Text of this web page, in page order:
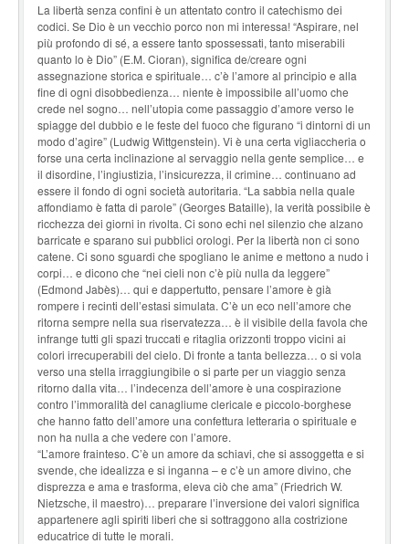
La libertà senza confini è un attentato contro il catechismo dei
codici. Se Dio è un vecchio porco non mi interessa! “Aspirare, nel
più profondo di sé, a essere tanto spossessati, tanto miserabili
quanto lo è Dio” (E.M. Cioran), significa de/creare ogni
assegnazione storica e spirituale… c’è l’amore al principio e alla
fine di ogni disobbedienza… niente è impossibile all’uomo che
crede nel sogno… nell’utopia come passaggio d’amore verso le
spiagge del dubbio e le feste del fuoco che figurano “i dintorni di un
modo d’agire” (Ludwig Wittgenstein). Vi è una certa vigliaccheria o
forse una certa inclinazione al servaggio nella gente semplice… e
il disordine, l’ingiustizia, l’insicurezza, il crimine… continuano ad
essere il fondo di ogni società autoritaria. “La sabbia nella quale
affondiamo è fatta di parole” (Georges Bataille), la verità possibile è
ricchezza dei giorni in rivolta. Ci sono echi nel silenzio che alzano
barricate e sparano sui pubblici orologi. Per la libertà non ci sono
catene. Ci sono sguardi che spogliano le anime e mettono a nudo i
corpi… e dicono che “nei cieli non c’è più nulla da leggere”
(Edmond Jabès)… qui e dappertutto, pensare l’amore è già
rompere i recinti dell’estasi simulata. C’è un eco nell’amore che
ritorna sempre nella sua riservatezza… è il visibile della favola che
infrange tutti gli spazi truccati e ritaglia orizzonti troppo vicini ai
colori irrecuperabili del cielo. Di fronte a tanta bellezza… o si vola
verso una stella irraggiungibile o si parte per un viaggio senza
ritorno dalla vita… l’indecenza dell’amore è una cospirazione
contro l’immoralità del canagliume clericale e piccolo-borghese
che hanno fatto dell’amore una confettura letteraria o spirituale e
non ha nulla a che vedere con l’amore.
“L’amore frainteso. C’è un amore da schiavi, che si assoggetta e si
svende, che idealizza e si inganna – e c’è un amore divino, che
disprezza e ama e trasforma, eleva ciò che ama” (Friedrich W.
Nietzsche, il maestro)… preparare l’inversione dei valori significa
appartenere agli spiriti liberi che si sottraggono alla costrizione
educatrice di tutte le morali.